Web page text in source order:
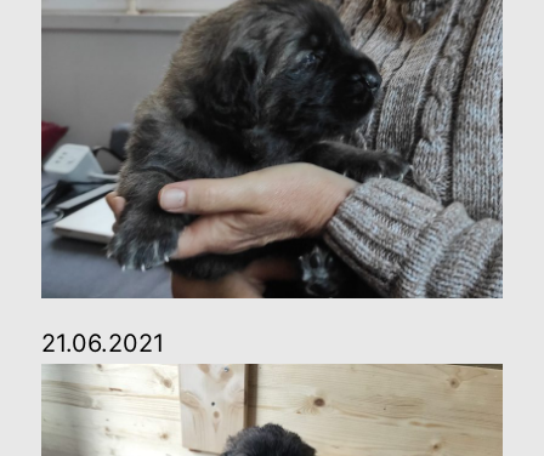
21.06.2021